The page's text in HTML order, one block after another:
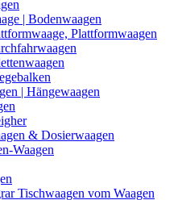
| Bodenwaagen
Plattformwaagen
| Hängewaagen
& Dosierwaagen
Waagen
Tischwaagen vom Waagen